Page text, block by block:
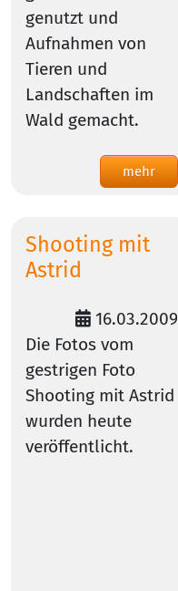
genutzt und
Aufnahmen von
Tieren und
Landschaften im
Wald gemacht.
mehr
Shooting mit
Astrid
16.03.2009
Die Fotos vom
gestrigen Foto
Shooting mit Astrid
wurden heute
veröffentlicht.